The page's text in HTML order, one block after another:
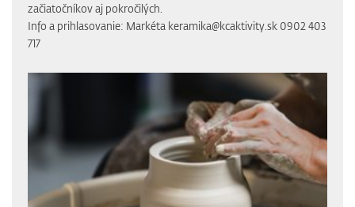
začiatočníkov aj pokročilých.
Info a prihlasovanie: Markéta keramika@kcaktivity.sk 0902 403
717